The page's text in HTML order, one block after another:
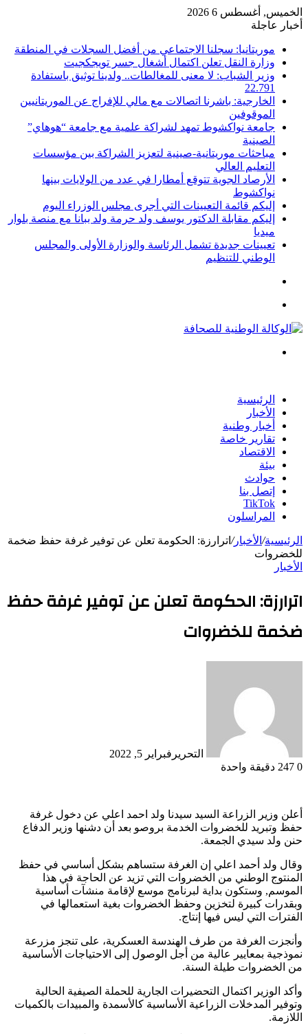
الخميس, أغسطس 6 2026
أخبار عاجلة
موريتانيا: سجلنا الاجتماعي من أفضل السجلات في المنطقة
وزارة النقل تعلن اكتمال أشغال جسر تويجكجيت
وزير الشباب: لا معنى للمغالطات.. ولدينا توثيق باستفادة
22.791
الخارجية: باشرنا اتصالات مع مالي للإفراج عن الموريتانيين
الموقوفين
جامعة نواكشوط تمهد لشراكة علمية مع جامعة “هوهاي”
الصينية
مباحثات موريتانية-صينية لتعزيز الشراكة بين مؤسسات
التعليم العالي
الأرصاد الجوية تتوقع أمطارا في عدد من الولايات بينها
نواكشوط
إليكم قائمة التعيينات التي أجرى مجلس الوزراء اليوم
إليكم مقابلة الدكتور يوسف ولد حرمة ولد ببانا مع منصة بلوار
ميديا
تعيينات جديدة تشمل الرئاسة والوزارة الأولى والمجلس
الوطني للتنظيم
الرئيسية
الأخبار
أخبار وطنية
تقارير خاصة
الاقتصاد
بيئة
حوادث
إتصل بنا
TikTok
المراسلون
الرئيسية/ الأخبار/ اترارزة: الحكومة تعلن عن توفير غرفة حفظ ضخمة
للخضروات
الأخبار
اترارزة: الحكومة تعلن عن توفير غرفة حفظ
ضخمة للخضروات
التحرير فبراير 5, 2022
0
دقيقة واحدة
أعلن وزير الزراعة السيد سيدنا ولد احمد اعلي عن دخول غرفة
حفظ وتبريد للخضروات الخدمة بروصو بعد أن دشنها وزير الدفاع
حنن ولد سيدي الجمعة.
وقال ولد أحمد اعلي إن الغرفة ستساهم بشكل أساسي في حفظ
المنتوج الوطني من الخضروات التي تزيد عن الحاجة في هذا
الموسم, وستكون بداية لبرنامج موسع لإقامة منشآت أساسية
وبقدرات كبيرة لتخزين وحفظ الخضروات بغية استعمالها في
الفترات التي ليس فيها إنتاج.
وأنجزت الغرفة من طرف الهندسة العسكرية، على تنجز مزرعة
نموذجية بمعايير عالية من أجل الوصول إلى الاحتياجات الأساسية
من الخضروات طيلة السنة.
وأكد الوزير اكتمال التحضيرات الجارية للحملة الصيفية الحالية
وتوفير المدخلات الزراعية الأساسية كالأسمدة والمبيدات بالكميات
اللازمة.